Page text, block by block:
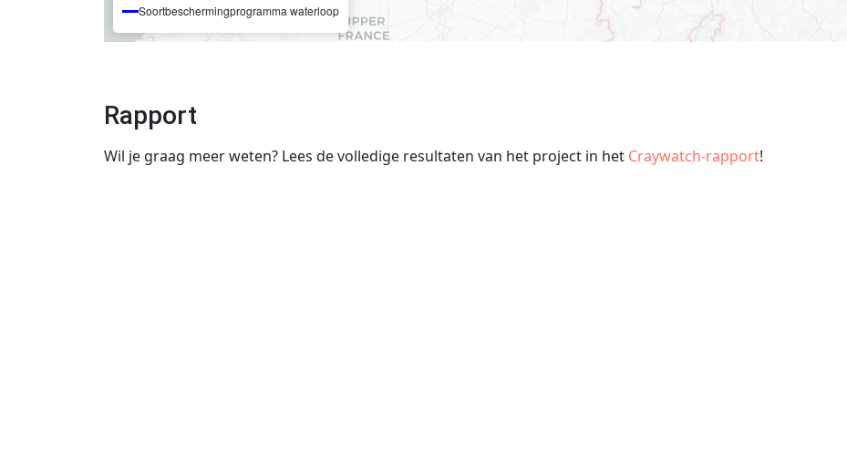
Soortbeschermingprogramma waterloop
Rapport
Wil je graag meer weten? Lees de volledige resultaten van het project in het Craywatch-rapport!